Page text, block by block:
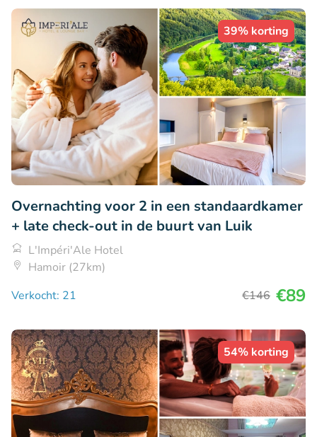
39% korting
Overnachting voor 2 in een standaardkamer
+ late check-out in de buurt van Luik
L'Impéri'Ale Hotel
Hamoir (27km)
Verkocht: 21
€146 €89
54% korting